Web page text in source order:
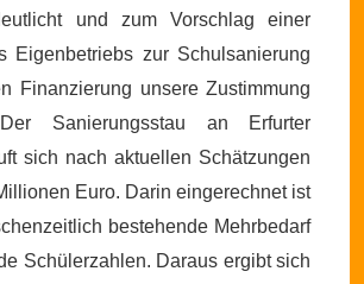
und zum Vorschlag einer
Eigenbetriebs zur Schulsanierung
Finanzierung unsere Zustimmung
Der Sanierungsstau an Erfurter
sich nach aktuellen Schätzungen
Euro. Darin eingerechnet ist
bestehende Mehrbedarf
Schülerzahlen. Daraus ergibt sich